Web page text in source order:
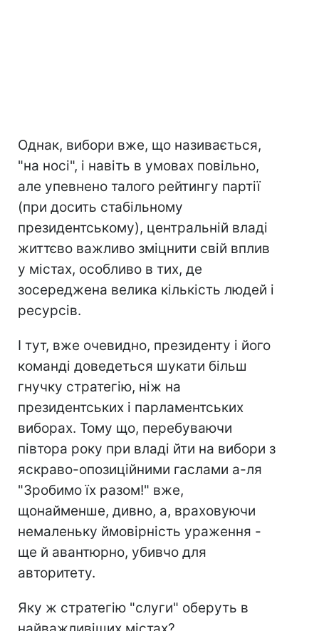
Однак, вибори вже, що називається,
"на носі", і навіть в умовах повільно,
але упевнено талого рейтингу партії
(при досить стабільному
президентському), центральній владі
життєво важливо зміцнити свій вплив
у містах, особливо в тих, де
зосереджена велика кількість людей і
ресурсів.
І тут, вже очевидно, президенту і його
команді доведеться шукати більш
гнучку стратегію, ніж на
президентських і парламентських
виборах. Тому що, перебуваючи
півтора року при владі йти на вибори з
яскраво-опозиційними гаслами а-ля
"Зробимо їх разом!" вже,
щонайменше, дивно, а, враховуючи
немаленьку ймовірність ураження -
ще й авантюрно, убивчо для
авторитету.
Яку ж стратегію "слуги" оберуть в